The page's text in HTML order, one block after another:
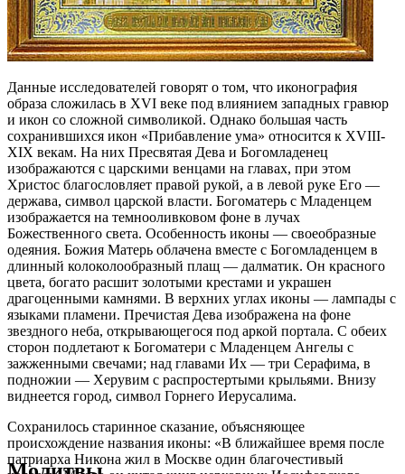
Данные исследователей говорят о том, что иконография
образа сложилась в XVI веке под влиянием западных гравюр
и икон со сложной символикой. Однако большая часть
сохранившихся икон «Прибавление ума» относится к XVIII-
XIX векам. На них Пресвятая Дева и Богомладенец
изображаются с царскими венцами на главах, при этом
Христос благословляет правой рукой, а в левой руке Его —
держава, символ царской власти. Богоматерь с Младенцем
изображается на темнооливковом фоне в лучах
Божественного света. Особенность иконы — своеобразные
одеяния. Божия Матерь облачена вместе с Богомладенцем в
длинный колоколообразный плащ — далматик. Он красного
цвета, богато расшит золотыми крестами и украшен
драгоценными камнями. В верхних углах иконы — лампады с
языками пламени. Пречистая Дева изображена на фоне
звездного неба, открывающегося под аркой портала. С обеих
сторон подлетают к Богоматери с Младенцем Ангелы с
зажженными свечами; над главами Их — три Серафима, в
подножии — Херувим с распростертыми крыльями. Внизу
виднеется город, символ Горнего Иерусалима.
Сохранилось старинное сказание, объясняющее
происхождение названия иконы: «В ближайшее время после
патриарха Никона жил в Москве один благочестивый